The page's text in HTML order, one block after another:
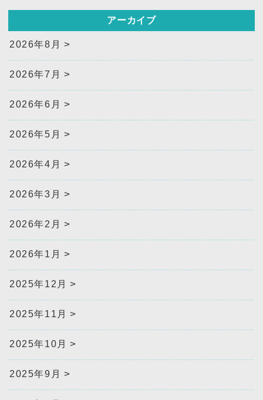
アーカイブ
2026年8月
2026年7月
2026年6月
2026年5月
2026年4月
2026年3月
2026年2月
2026年1月
2025年12月
2025年11月
2025年10月
2025年9月